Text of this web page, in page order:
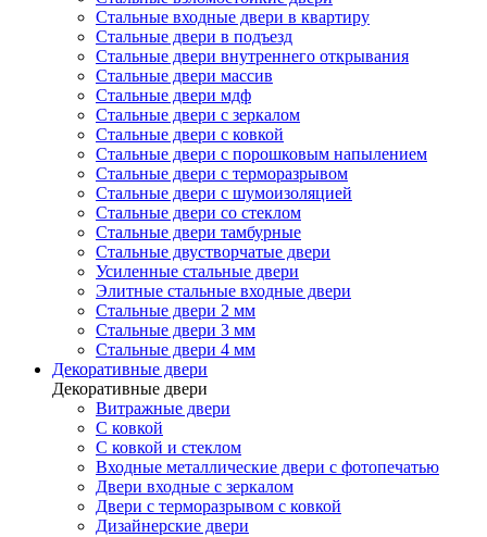
Стальные входные двери в квартиру
Стальные двери в подъезд
Стальные двери внутреннего открывания
Стальные двери массив
Стальные двери мдф
Стальные двери с зеркалом
Стальные двери с ковкой
Стальные двери с порошковым напылением
Стальные двери с терморазрывом
Стальные двери с шумоизоляцией
Стальные двери со стеклом
Стальные двери тамбурные
Стальные двустворчатые двери
Усиленные стальные двери
Элитные стальные входные двери
Стальные двери 2 мм
Стальные двери 3 мм
Стальные двери 4 мм
Декоративные двери
Декоративные двери
Витражные двери
С ковкой
С ковкой и стеклом
Входные металлические двери с фотопечатью
Двери входные с зеркалом
Двери с терморазрывом с ковкой
Дизайнерские двери